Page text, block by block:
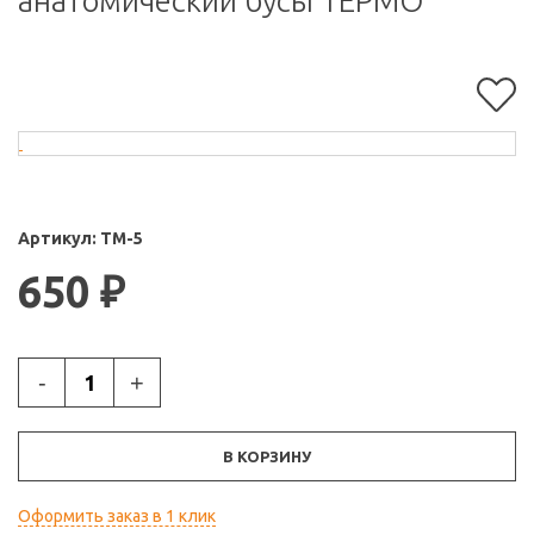
Артикул: ТМ-5
650 ₽
- +
В КОРЗИНУ
Оформить заказ в 1 клик